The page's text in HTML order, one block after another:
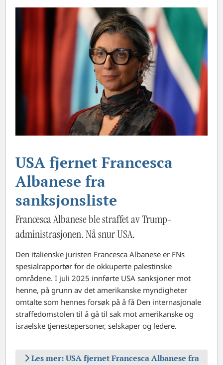
USA fjernet Francesca
Albanese fra
sanksjonsliste
Francesca Albanese ble straffet av Trump-
administrasjonen. Nå snur USA.
Den italienske juristen Francesca Albanese er FNs
spesialrapportør for de okkuperte palestinske
områdene. I juli 2025 innførte USA sanksjoner mot
henne, på grunn av det amerikanske myndigheter
omtalte som hennes forsøk på å få Den internasjonale
straffedomstolen til å gå til sak mot amerikanske og
israelske tjenestepersoner, selskaper og ledere.
Les mer: USA fjernet Francesca Albanese fra